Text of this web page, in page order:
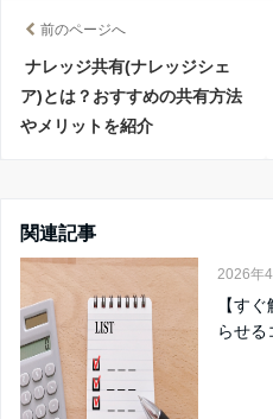
前のページへ
ナレッジ共有(ナレッジシェ
ア)とは？おすすめの共有方法
やメリットを紹介
関連記事
2026年
【す
らせる